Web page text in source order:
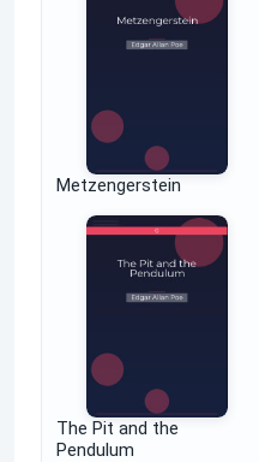
Metzengerstein
The Pit and the
Pendulum